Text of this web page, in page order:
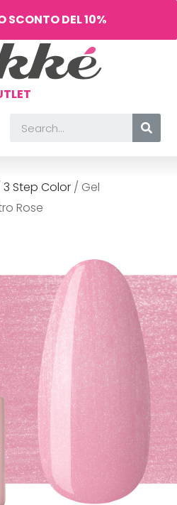
SCONTO DEL 10%
3 Step Color / Gel
Rose